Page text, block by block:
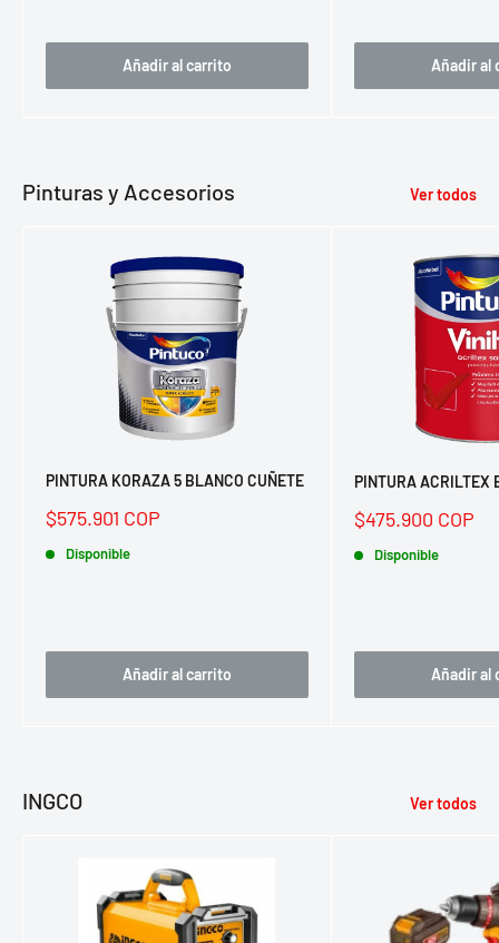
Añadir al carrito Añadir al
Pinturas y Accesorios Ver todos
PINTURA KORAZA 5 BLANCO CUÑETE
Precio
venta
$575.901 COP
Disponible
Añadir al carrito
PINTURA ACRILTEX
Precio
venta
$475.900 COP
Disponible
Añadir al
INGCO Ver todos